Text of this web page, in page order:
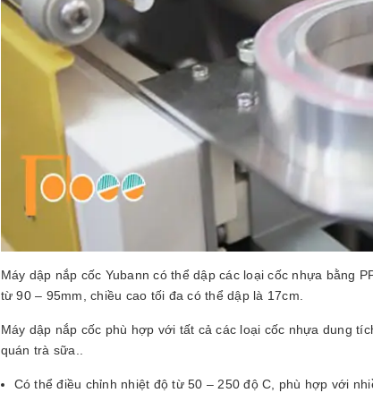
Máy dập nắp cốc Yubann có thể dập các loại cốc nhựa bằng
từ 90 – 95mm, chiều cao tối đa có thể dập là 17cm.
Máy dập nắp cốc phù hợp với tất cả các loại cốc nhựa dung
quán trà sữa..
Có thể điều chỉnh nhiệt độ từ 50 – 250 độ C, phù hợp với